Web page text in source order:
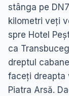
stânga pe
kilometri veți
spre Hotel
ca
dreptul
faceți dreapta
Piatra Arsă.